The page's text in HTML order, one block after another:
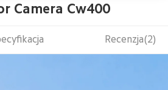
Camera Cw400
Recenzja(2)